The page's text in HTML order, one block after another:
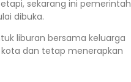
sekarang ini pemerintah
dibuka.
liburan bersama keluarga
dan tetap menerapkan